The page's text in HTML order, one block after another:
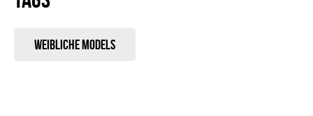
Weibliche Models